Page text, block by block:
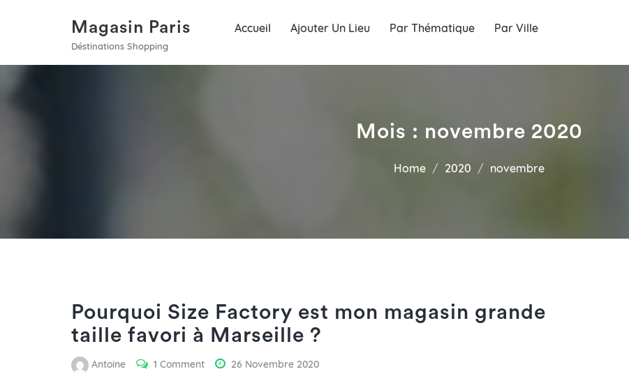
Magasin Paris
Déstinations Shopping
Accueil Ajouter Un Lieu Par Thématique Par Ville
Mois : novembre 2020
Home 2020 novembre
Pourquoi Size Factory est mon magasin grande
taille favori à Marseille ?
Antoine 1 Comment 26 Novembre 2020